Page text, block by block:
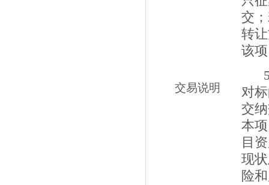
交易说明
交
转
该
对
交
本
目
现
险